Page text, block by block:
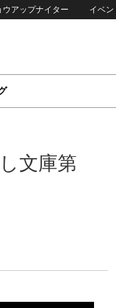
ウアップナイター イベン
文庫第